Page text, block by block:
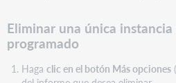
Eliminar una única
programado
Haga clic en el botón Más opciones(